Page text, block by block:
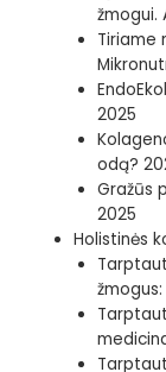
žmogui.
Tiriame
2025
odą?
Gražūs
2025
Holistinės